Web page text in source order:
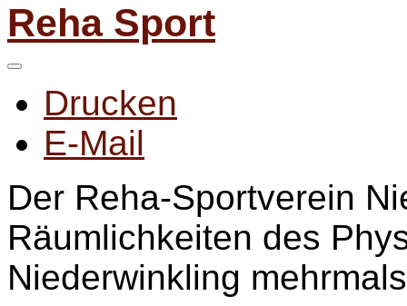
Reha Sport
Drucken
E-Mail
Der Reha-Sportverein
Räumlichkeiten des
Niederwinkling